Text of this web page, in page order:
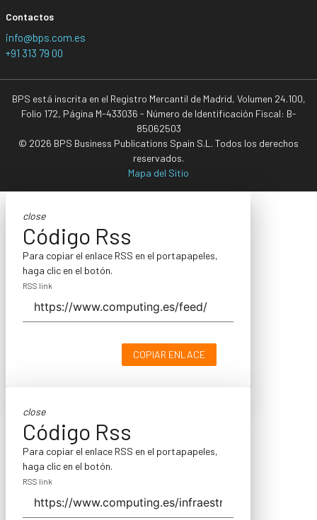
Contactos
info@bps.com.es
+91 313 79 00
BPS está inscrita en el Registro Mercantil de Madrid, Volumen 24.100,
Folio 172, Página M-433036 - Número de Identificación Fiscal: B-
85062503
© 2026 BPS Business Publications Spain S.L. Todos los derechos
reservados.
Mapa del Sitio
close
Código Rss
Para copiar el enlace RSS en el portapapeles,
haga clic en el botón.
RSS link
COPIAR ENLACE
close
Código Rss
Para copiar el enlace RSS en el portapapeles,
haga clic en el botón.
RSS link